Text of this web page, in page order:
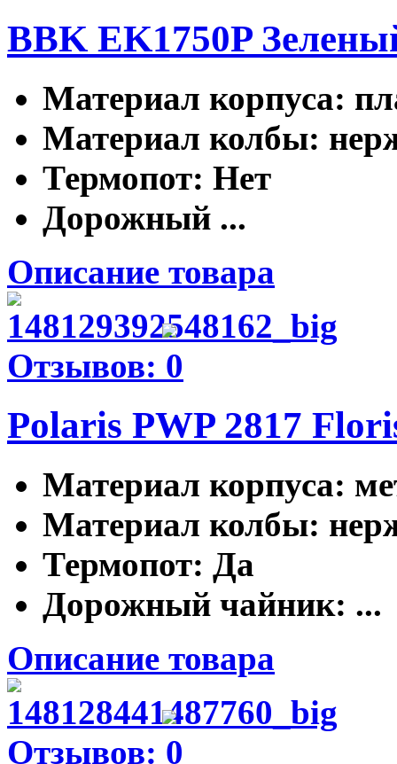
BBK EK1750P
Материал корпуса:
Материал колбы:
Термопот: Нет
Дорожный ...
Описание товара
Отзывов: 0
Polaris PWP 2817
Материал корпуса:
Материал колбы:
Термопот: Да
Дорожный чайник: ...
Описание товара
Отзывов: 0